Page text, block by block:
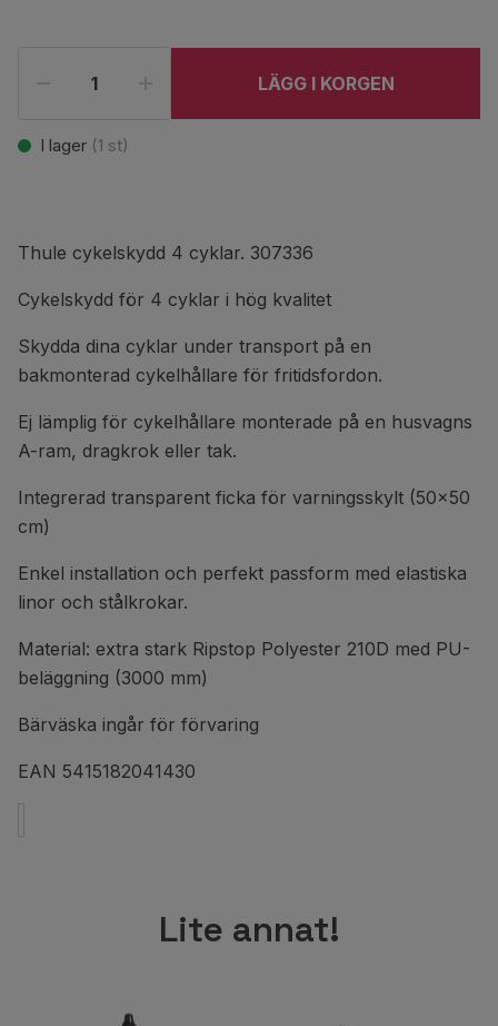
LÄGG I KORGEN
I lager (1 st)
Thule cykelskydd 4 cyklar. 307336
Cykelskydd för 4 cyklar i hög kvalitet
Skydda dina cyklar under transport på en
bakmonterad cykelhållare för fritidsfordon.
Ej lämplig för cykelhållare monterade på en husvagns
A-ram, dragkrok eller tak.
Integrerad transparent ficka för varningsskylt (50x50
cm)
Enkel installation och perfekt passform med elastiska
linor och stålkrokar.
Material: extra stark Ripstop Polyester 210D med PU-
beläggning (3000 mm)
Bärväska ingår för förvaring
EAN 5415182041430
Lite annat!